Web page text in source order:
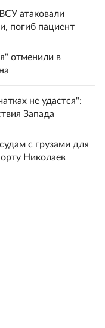
атаковали
погиб пациент
отменили в
не удастся":
Запада
с грузами для
Николаев